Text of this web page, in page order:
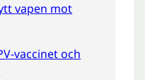
vapen mot
vaccinet och